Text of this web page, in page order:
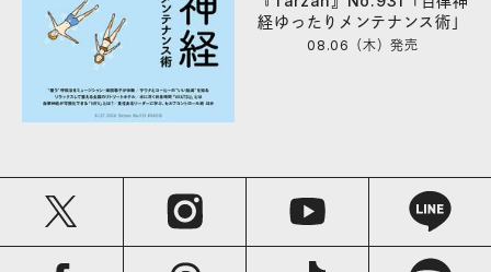
経ゆったりメンテナンス術」
08.06（木）発売